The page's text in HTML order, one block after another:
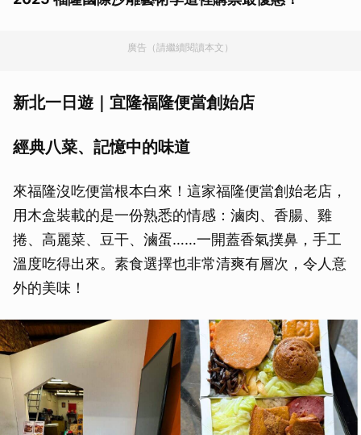
廣告（請繼續閱讀本文）
新北一日遊｜宜隆福隆便當創始店
經典八菜、記憶中的味道
來福隆沒吃便當根本白來！這家福隆便當創始老店，
用木盒裝載的是一份熟悉的情感：滷肉、香腸、雞
捲、高麗菜、豆干、滷蛋……一開蓋香氣撲鼻，手工
溫度吃得出來。素食選擇也非常清爽有層次，令人意
外的美味！